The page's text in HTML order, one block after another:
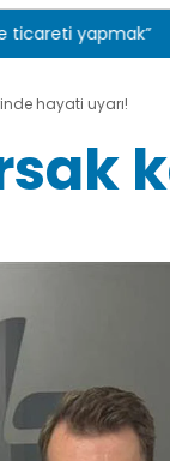
şahsı yakaladı
hayati uyarı!